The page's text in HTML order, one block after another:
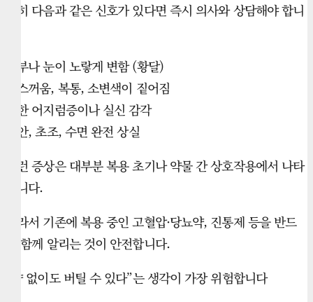
특히 다음과 같은 신호가 있다면 즉시 의사와 상담해야 합니
피부나 눈이 노랗게 변함 (황달)
메스꺼움, 복통, 소변색이 짙어짐
심한 어지럼증이나 실신 감각
불안, 초조, 수면 완전 상실
이런 증상은 대부분 복용 초기나 약물 간 상호작용에서 나타
납니다.
따라서 기존에 복용 중인 고혈압·당뇨약, 진통제 등을 반드
시 함께 알리는 것이 안전합니다.
“약 없이도 버틸 수 있다”는 생각이 가장 위험합니다